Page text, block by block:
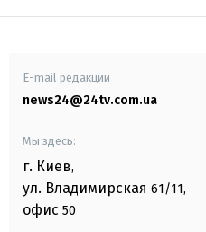
E-mail редакции
news24@24tv.com.ua
Мы здесь:
г. Киев,
ул. Владимирская 61/11,
офис 50